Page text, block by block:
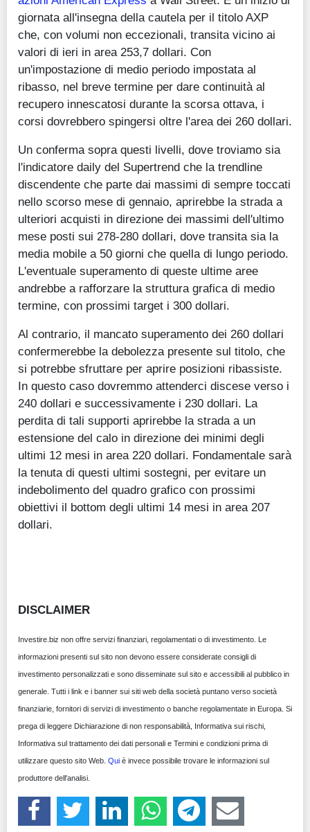
giornata all'insegna della cautela per il titolo AXP
che, con volumi non eccezionali, transita vicino ai
valori di ieri in area 253,7 dollari. Con
un'impostazione di medio periodo impostata al
ribasso, nel breve termine per dare continuità al
recupero innescatosi durante la scorsa ottava, i
corsi dovrebbero spingersi oltre l'area dei 260 dollari.
Un conferma sopra questi livelli, dove troviamo sia
l'indicatore daily del Supertrend che la trendline
discendente che parte dai massimi di sempre toccati
nello scorso mese di gennaio, aprirebbe la strada a
ulteriori acquisti in direzione dei massimi dell'ultimo
mese posti sui 278-280 dollari, dove transita sia la
media mobile a 50 giorni che quella di lungo periodo.
L'eventuale superamento di queste ultime aree
andrebbe a rafforzare la struttura grafica di medio
termine, con prossimi target i 300 dollari.
Al contrario, il mancato superamento dei 260 dollari
confermerebbe la debolezza presente sul titolo, che
si potrebbe sfruttare per aprire posizioni ribassiste.
In questo caso dovremmo attenderci discese verso i
240 dollari e successivamente i 230 dollari. La
perdita di tali supporti aprirebbe la strada a un
estensione del calo in direzione dei minimi degli
ultimi 12 mesi in area 220 dollari. Fondamentale sarà
la tenuta di questi ultimi sostegni, per evitare un
indebolimento del quadro grafico con prossimi
obiettivi il bottom degli ultimi 14 mesi in area 207
dollari.
DISCLAIMER
Investire.biz non offre servizi finanziari, regolamentati o di investimento. Le
informazioni presenti sul sito non devono essere considerate consigli di
investimento personalizzati e sono disseminate sul sito e accessibili al pubblico in
generale. Tutti i link e i banner sui siti web della società puntano verso società
finanziarie, fornitori di servizi di investimento o banche regolamentate in Europa. Si
prega di leggere Dichiarazione di non responsabilità, Informativa sui rischi,
Informativa sul trattamento dei dati personali e Termini e condizioni prima di
utilizzare questo sito Web. Qui è invece possibile trovare le informazioni sul
produttore dell'analisi.